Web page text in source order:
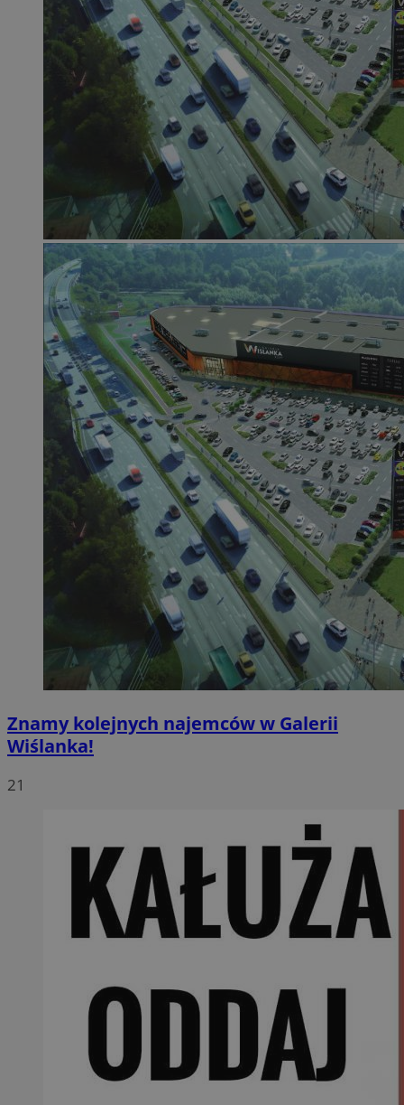
Znamy kolejnych najemców w Galerii
Wiślanka!
21